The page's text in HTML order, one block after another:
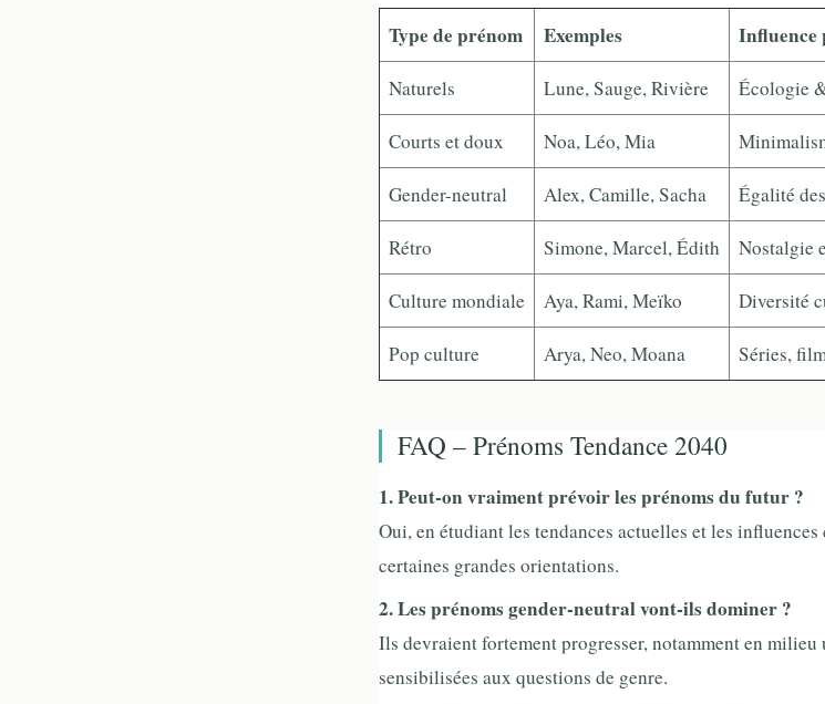
Type de prénom Exemples Influence
Naturels Lune, Sauge, Rivière Écologie
Courts et doux Noa, Léo, Mia
Gender-neutral Alex, Camille, Sacha Égalité
Rétro Simone, Marcel, Édith Nostalgie
Culture mondiale Aya, Rami, Meïko Diversité
Pop culture Arya, Neo, Moana Séries,
FAQ – Prénoms Tendance 2040
1. Peut-on vraiment prévoir les prénoms du futur ?
Oui, en étudiant les tendances actuelles et les
certaines grandes orientations.
2. Les prénoms gender-neutral vont-ils dominer ?
Ils devraient fortement progresser, notamment en
sensibilisées aux questions de genre.